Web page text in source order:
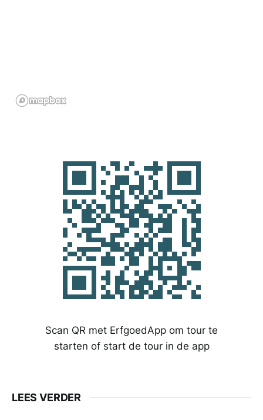
Scan QR met ErfgoedApp om tour te
starten of start de tour in de app
LEES VERDER